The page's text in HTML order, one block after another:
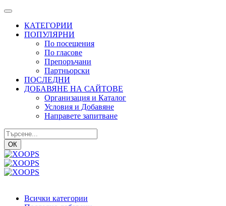
КАТЕГОРИИ
ПОПУЛЯРНИ
По посещения
По гласове
Препоръчани
Партньорски
ПОСЛЕДНИ
ДОБАВЯНЕ НА САЙТОВЕ
Организация и Каталог
Условия и Добавяне
Направете запитване
ОК
Всички категории